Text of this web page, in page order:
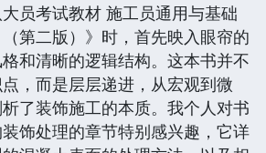
员考试教材 施工员通用与基础
第二版）》时，首先映入眼帘的
和清晰的逻辑结构。这本书并不
，而是层层递进，从宏观到微
了装饰施工的本质。我个人对书
饰处理的章节特别感兴趣，它详